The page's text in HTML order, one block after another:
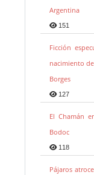
Argentina
151
Ficción
nacimiento
Borges
127
El Chamán
Bodoc
118
Pájaros